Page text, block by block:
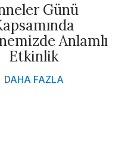
Günü
Anlamlı
Etkinlik
DAHA FAZLA